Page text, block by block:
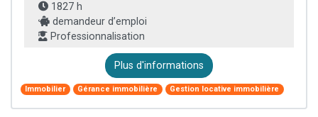
1827 h
demandeur d’emploi
Professionnalisation
Plus d'informations
Immobilier Gérance immobilière Gestion locative immobilière